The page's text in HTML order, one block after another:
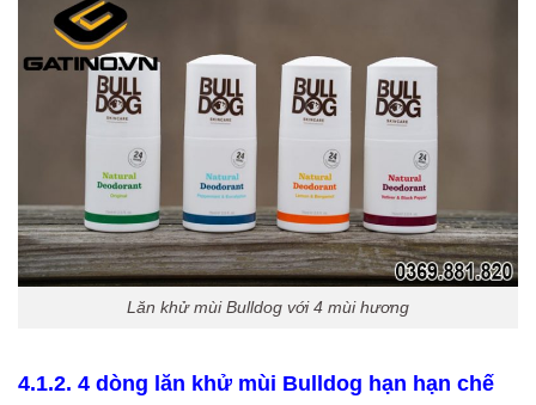
Lăn khử mùi Bulldog với 4 mùi hương
4.1.2. 4 dòng lăn khử mùi Bulldog hạn hạn chế